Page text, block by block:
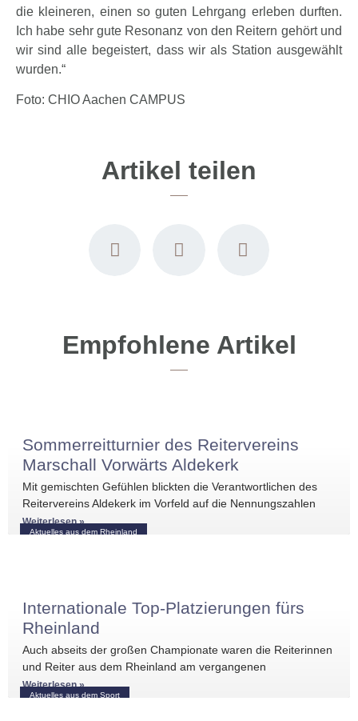
die kleineren, einen so guten Lehrgang erleben durften.
Ich habe sehr gute Resonanz von den Reitern gehört und
wir sind alle begeistert, dass wir als Station ausgewählt
wurden.“
Foto: CHIO Aachen CAMPUS
Artikel teilen
Empfohlene Artikel
Aktuelles aus dem Rheinland
Sommerreitturnier des Reitervereins
Marschall Vorwärts Aldekerk
Mit gemischten Gefühlen blickten die Verantwortlichen des
Reitervereins Aldekerk im Vorfeld auf die Nennungszahlen
vergleichbarer Turniere in der näheren Umgebung. Umso
größer war die
Weiterlesen »
Aktuelles aus dem Sport
Internationale Top-Platzierungen fürs
Rheinland
Auch abseits der großen Championate waren die Reiterinnen
und Reiter aus dem Rheinland am vergangenen
Wochenende international erfolgreich unterwegs. Bei
Weiterlesen »